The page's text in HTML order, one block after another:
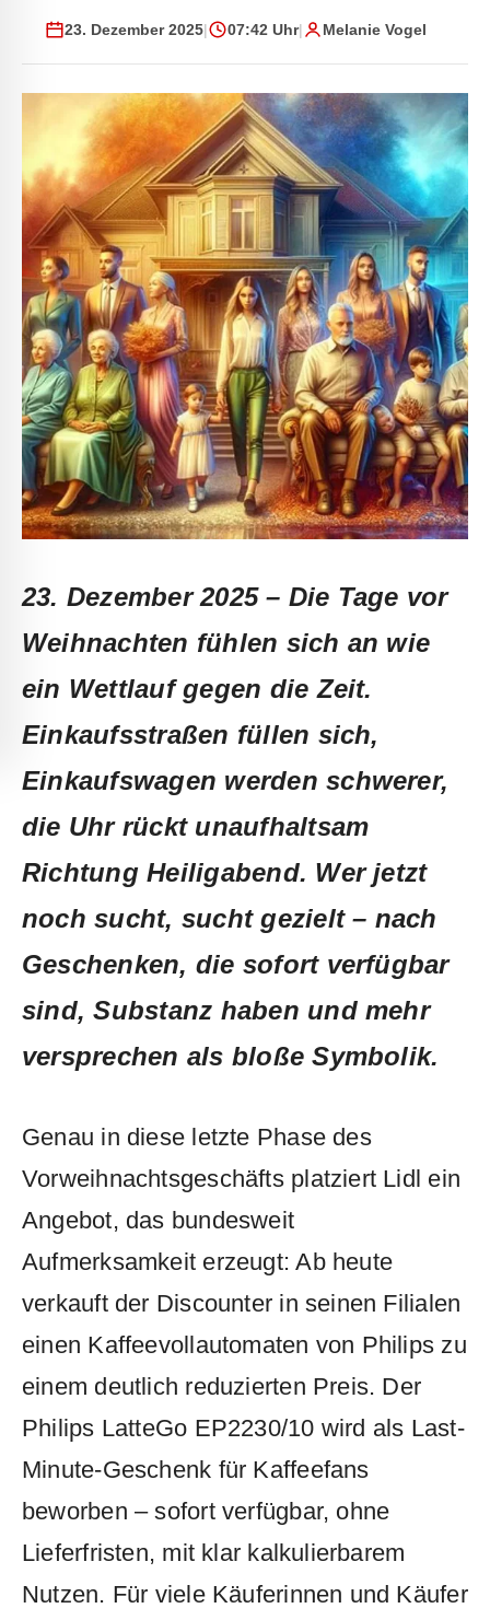
23. Dezember 2025| 07:42 Uhr| Melanie Vogel
23. Dezember 2025 – Die Tage vor
Weihnachten fühlen sich an wie
ein Wettlauf gegen die Zeit.
Einkaufsstraßen füllen sich,
Einkaufswagen werden schwerer,
die Uhr rückt unaufhaltsam
Richtung Heiligabend. Wer jetzt
noch sucht, sucht gezielt – nach
Geschenken, die sofort verfügbar
sind, Substanz haben und mehr
versprechen als bloße Symbolik.
Genau in diese letzte Phase des
Vorweihnachtsgeschäfts platziert Lidl ein
Angebot, das bundesweit
Aufmerksamkeit erzeugt: Ab heute
verkauft der Discounter in seinen Filialen
einen Kaffeevollautomaten von Philips zu
einem deutlich reduzierten Preis. Der
Philips LatteGo EP2230/10 wird als Last-
Minute-Geschenk für Kaffeefans
beworben – sofort verfügbar, ohne
Lieferfristen, mit klar kalkulierbarem
Nutzen. Für viele Käuferinnen und Käufer